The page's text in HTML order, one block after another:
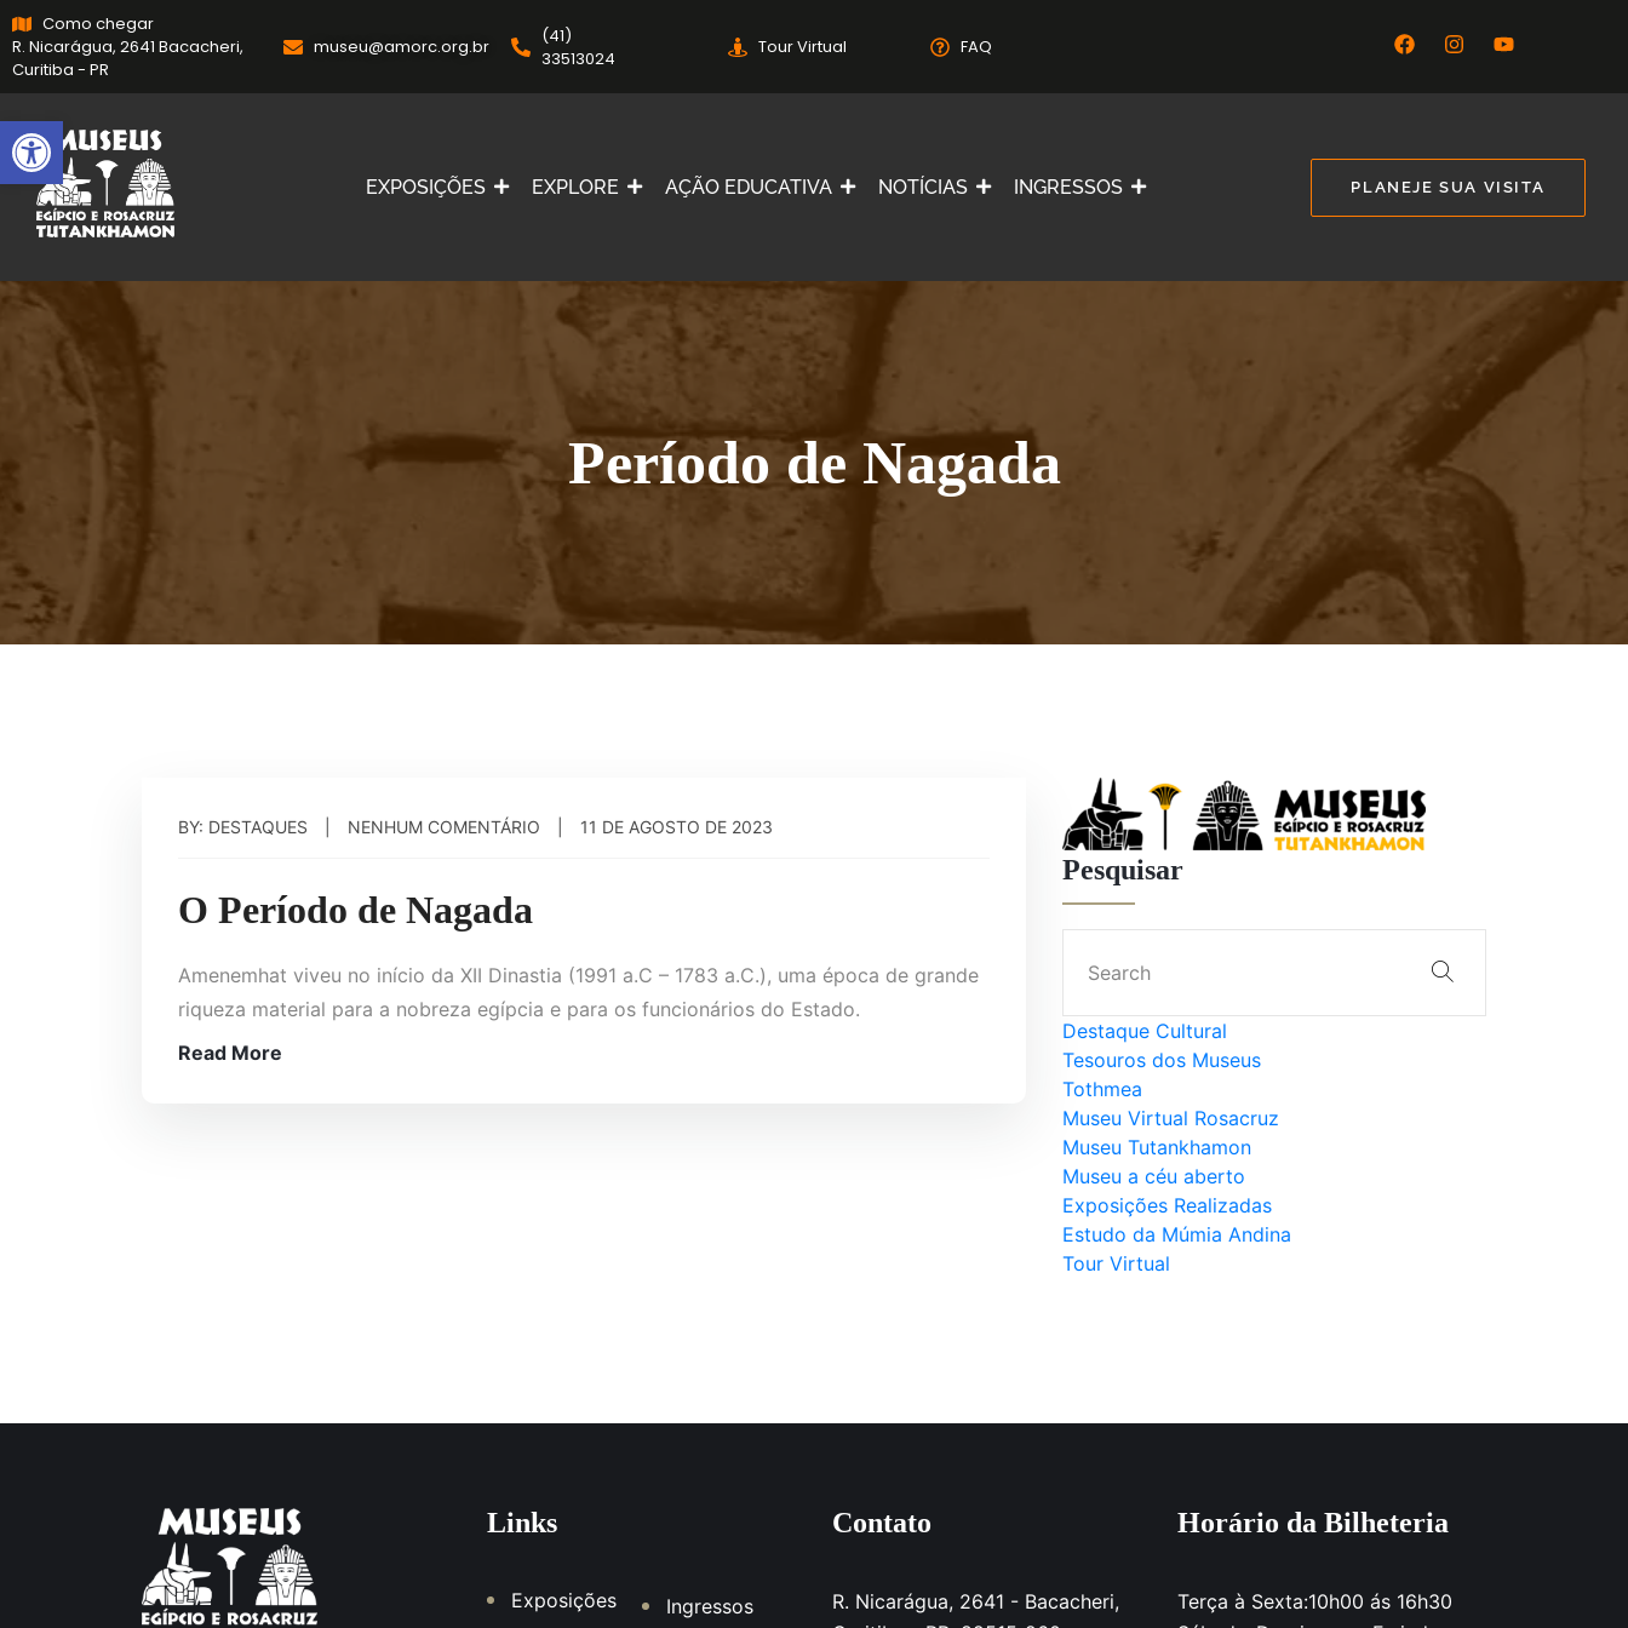
Como chegar
R. Nicarágua, 2641 Bacacheri,
Curitiba - PR
museu@amorc.org.br
(41)
33513024
Tour Virtual FAQ
EXPOSIÇÕES EXPLORE AÇÃO EDUCATIVA NOTÍCIAS INGRESSOS PLANEJE SUA VISITA
Período de Nagada
BY: DESTAQUES NENHUM COMENTÁRIO 11 DE AGOSTO DE 2023
O Período de Nagada
Amenemhat viveu no início da XII Dinastia (1991 a.C – 1783 a.C.), uma época de grande
riqueza material para a nobreza egípcia e para os funcionários do Estado.
Read More
Pesquisar
Destaque Cultural
Tesouros dos Museus
Tothmea
Museu Virtual Rosacruz
Museu Tutankhamon
Museu a céu aberto
Exposições Realizadas
Estudo da Múmia Andina
Tour Virtual
Links
Exposições Ingressos
Contato
R. Nicarágua, 2641 - Bacacheri,
Horário da Bilheteria
Terça à Sexta:10h00 ás 16h30
Abrir a barra de ferramentas